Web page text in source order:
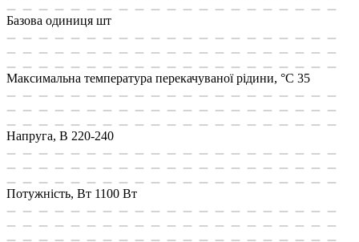
Базова одиниця шт
Максимальна температура перекачуваної рідини, °C 35
Напруга, В 220-240
Потужність, Вт 1100 Вт